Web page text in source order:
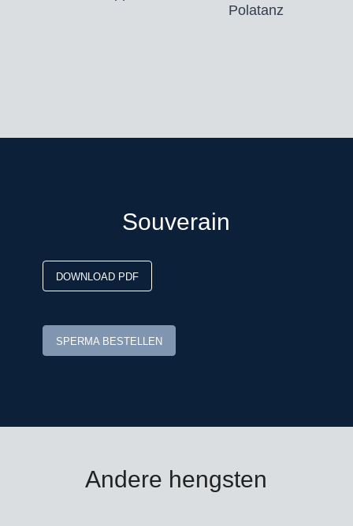
*zie toelichting leveringsvoorwaarden
Polatanz
Souverain
DOWNLOAD PDF
SPERMA BESTELLEN
Andere hengsten